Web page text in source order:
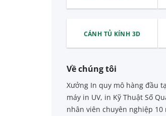
CÁNH TỦ KÍNH 3D
Về chúng tôi
Xưởng In quy mô hàng đầu
máy in UV, in Kỹ Thuật Số
nhân viên chuyên nghiệp